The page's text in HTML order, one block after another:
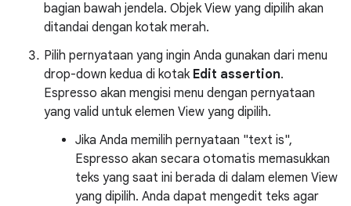
bagian bawah jendela. Objek View yang dipilih akan
ditandai dengan kotak merah.
Pilih pernyataan yang ingin Anda gunakan dari menu
drop-down kedua di kotak Edit assertion.
Espresso akan mengisi menu dengan pernyataan
yang valid untuk elemen View yang dipilih.
Jika Anda memilih pernyataan "text is",
Espresso akan secara otomatis memasukkan
teks yang saat ini berada di dalam elemen View
yang dipilih. Anda dapat mengedit teks agar